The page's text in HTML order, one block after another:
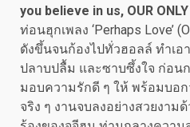
you believe in us, OUR ONLY
ท่อนฮุกเพลง ‘Perhaps Love’
ดังขึ้นจนก้องไปทั่วฮอลล์ ทำเ
ปลาบปลื้ม และซาบซึ้งใจ ก่อ
มอบความรักดี ๆ ให้ พร้อมบอ
จริง ๆ งานจบลงอย่างสวยงามด้